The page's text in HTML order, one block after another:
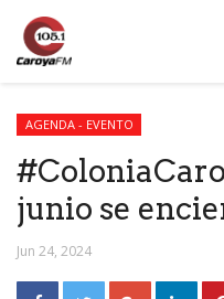
AGENDA - EVENTO
junio se
Jun 24, 2024